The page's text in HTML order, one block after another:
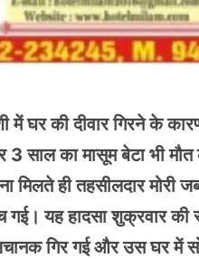
में घर की दीवार गिरने के
3 साल का मासूम बेटा भी
मिलते ही तहसीलदार मोरी
गई। यह हादसा शुक्रवार
गिर गई और उस घर में